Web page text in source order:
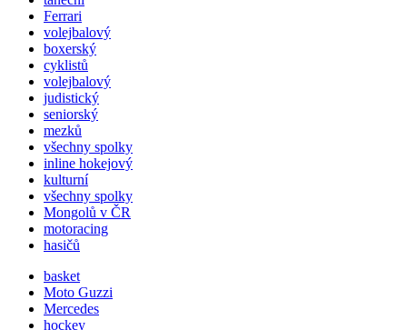
Ferrari
volejbalový
boxerský
cyklistů
volejbalový
judistický
seniorský
mezků
všechny spolky
inline hokejový
kulturní
všechny spolky
Mongolů v ČR
motoracing
hasičů
basket
Moto Guzzi
Mercedes
hockey